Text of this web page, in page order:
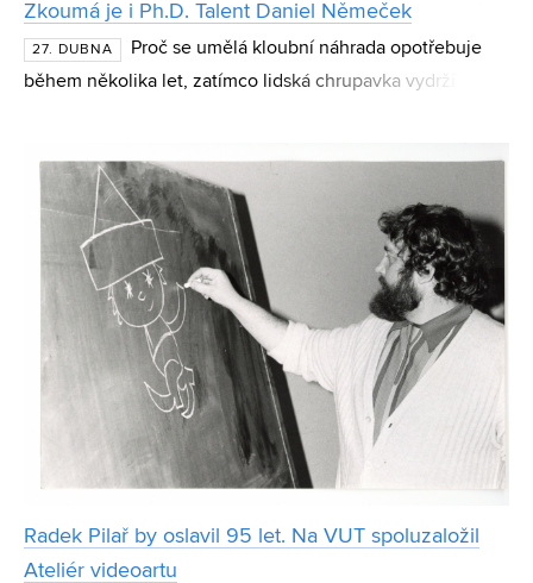
Zkoumá je i Ph.D. Talent Daniel Němeček
27. DUBNA
Proč se umělá kloubní náhrada opotřebuje
během několika let, zatímco lidská chrupavka vydrží celý
Radek Pilař by oslavil 95 let. Na VUT spoluzaložil
Ateliér videoartu